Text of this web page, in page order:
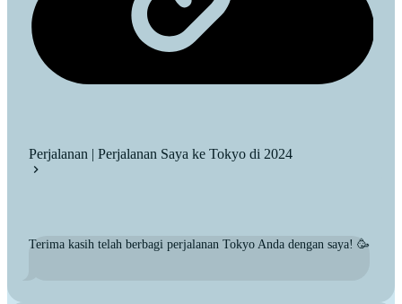
Perjalanan | Perjalanan Saya ke Tokyo di 2024
Terima kasih telah berbagi perjalanan Tokyo Anda dengan saya! 🥳